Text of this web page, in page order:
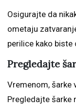
Osigurajte da
ometaju
perilice kako biste
Pregledajte
Vremenom, šarke
Pregledajte šarke